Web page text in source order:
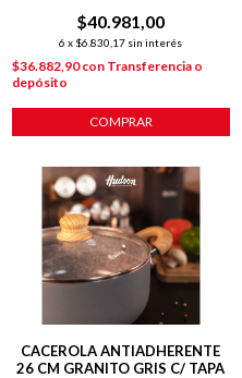
$40.981,00
6 x $6.830,17 sin interés
$36.882,90con Transferencia o
depósito
COMPRAR
CACEROLA ANTIADHERENTE
26 CM GRANITO GRIS C/ TAPA